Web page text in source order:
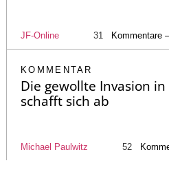
JF-Online 31 Kommentare
KOMMENTAR
Die gewollte Invasion
schafft sich ab
Michael Paulwitz 52